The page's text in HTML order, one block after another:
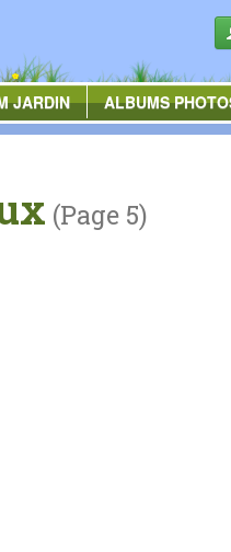
JARDIN ALBUMS
(Page 5)